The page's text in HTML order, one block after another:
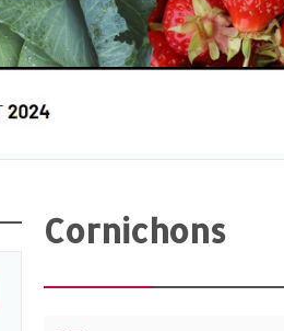
Cornichons